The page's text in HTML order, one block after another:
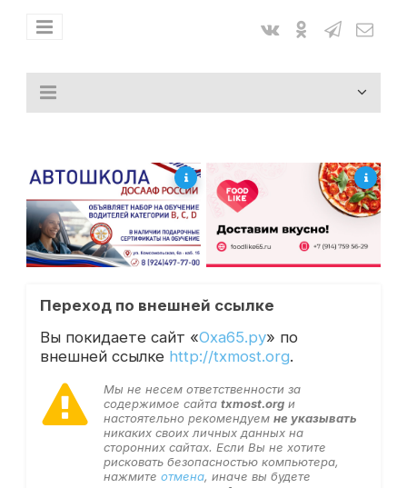
Переход по внешней ссылке
Вы покидаете сайт «Оха65.ру» по
внешней ссылке http://txmost.org.
Мы не несем ответственности за
содержимое сайта txmost.orgи
настоятельно рекомендуем не указывать
никаких своих личных данных на
сторонних сайтах. Если Вы не хотите
рисковать безопасностью компьютера,
нажмите отмена, иначе вы будете